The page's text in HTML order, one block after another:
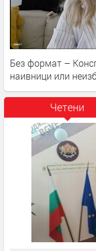
Без формат –
наивници или
Четени